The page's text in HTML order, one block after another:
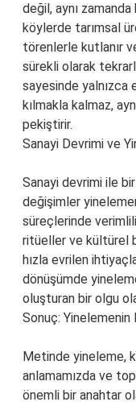
değil, aynı
köylerde tarımsal
törenlerle kutlanır
sürekli olarak
sayesinde yalnızca
kılmakla kalmaz,
pekiştirir.
Sanayi Devrimi ve
Sanayi devrimi ile
değişimler
süreçlerinde
ritüeller ve kültürel
hızla evrilen
dönüşümde
oluşturan bir olgu
Sonuç:
Metinde yineleme,
anlamamızda ve
önemli bir anahtar